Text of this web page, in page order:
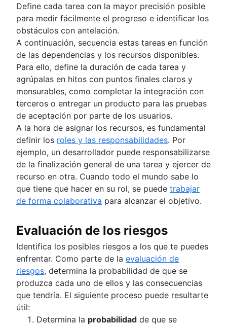
Define cada tarea con la mayor precisión posible
para medir fácilmente el progreso e identificar los
obstáculos con antelación.
A continuación, secuencia estas tareas en función
de las dependencias y los recursos disponibles.
Para ello, define la duración de cada tarea y
agrúpalas en hitos con puntos finales claros y
mensurables, como completar la integración con
terceros o entregar un producto para las pruebas
de aceptación por parte de los usuarios.
A la hora de asignar los recursos, es fundamental
definir los roles y las responsabilidades. Por
ejemplo, un desarrollador puede responsabilizarse
de la finalización general de una tarea y ejercer de
recurso en otra. Cuando todo el mundo sabe lo
que tiene que hacer en su rol, se puede trabajar
de forma colaborativa para alcanzar el objetivo.
Evaluación de los riesgos
Identifica los posibles riesgos a los que te puedes
enfrentar. Como parte de la evaluación de
riesgos, determina la probabilidad de que se
produzca cada uno de ellos y las consecuencias
que tendría. El siguiente proceso puede resultarte
útil:
Determina la probabilidad de que se